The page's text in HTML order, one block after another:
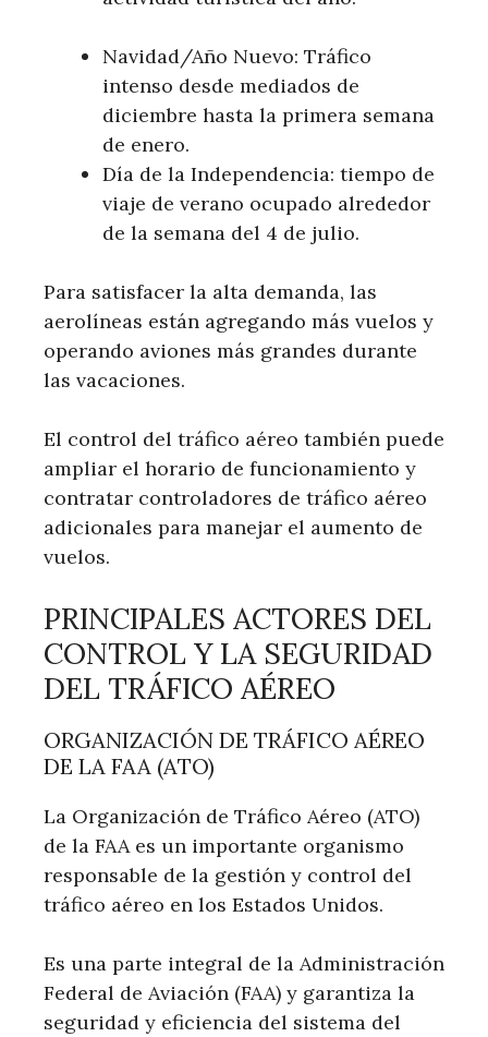
Navidad/Año Nuevo: Tráfico
intenso desde mediados de
diciembre hasta la primera semana
de enero.
Día de la Independencia: tiempo de
viaje de verano ocupado alrededor
de la semana del 4 de julio.
Para satisfacer la alta demanda, las
aerolíneas están agregando más vuelos y
operando aviones más grandes durante
las vacaciones.
El control del tráfico aéreo también puede
ampliar el horario de funcionamiento y
contratar controladores de tráfico aéreo
adicionales para manejar el aumento de
vuelos.
PRINCIPALES ACTORES DEL
CONTROL Y LA SEGURIDAD
DEL TRÁFICO AÉREO
ORGANIZACIÓN DE TRÁFICO AÉREO
DE LA FAA (ATO)
La Organización de Tráfico Aéreo (ATO)
de la FAA es un importante organismo
responsable de la gestión y control del
tráfico aéreo en los Estados Unidos.
Es una parte integral de la Administración
Federal de Aviación (FAA) y garantiza la
seguridad y eficiencia del sistema del